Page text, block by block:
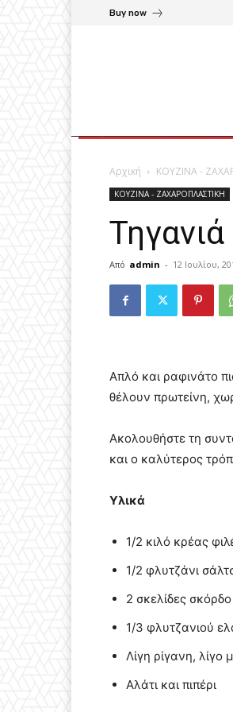
Buy now
Αρχική ΚΟΥΖΙΝΑ -
ΚΟΥΖΙΝΑ - ΖΑΧΑΡΟΠΛΑΣΤΙΚΗ
Από admin - 12 Ιουλίου,
Απλό και ραφινάτο
θέλουν πρωτείνη,
Ακολουθήστε τη
και ο καλύτερος
Υλικά
1/2 κιλό κρέας
1/2 φλυτζάνι
2 σκελίδες σκόρδο
1/3 φλυτζανιού
Λίγη ρίγανη, λίγο
Αλάτι και πιπέρι